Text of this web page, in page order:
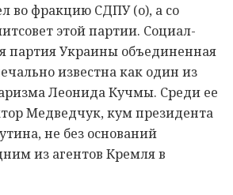
во фракцию СДПУ (о), а со
этой партии. Социал-
партия Украины объединенная
известна как один из
Леонида Кучмы. Среди ее
Медведчук, кум президента
не без оснований
из агентов Кремля в